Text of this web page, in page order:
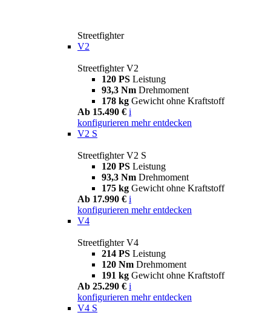
Streetfighter
V2
Streetfighter V2
120 PS Leistung
93,3 Nm Drehmoment
178 kg Gewicht ohne Kraftstoff
Ab 15.490 € i
konfigurieren mehr entdecken
V2 S
Streetfighter V2 S
120 PS Leistung
93,3 Nm Drehmoment
175 kg Gewicht ohne Kraftstoff
Ab 17.990 € i
konfigurieren mehr entdecken
V4
Streetfighter V4
214 PS Leistung
120 Nm Drehmoment
191 kg Gewicht ohne Kraftstoff
Ab 25.290 € i
konfigurieren mehr entdecken
V4 S